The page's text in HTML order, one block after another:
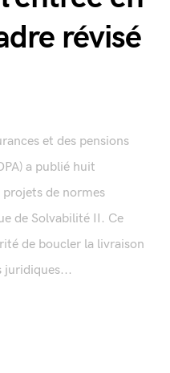
révisé
et des pensions
a publié huit
de normes
de Solvabilité II. Ce
de boucler la livraison
juridiques...